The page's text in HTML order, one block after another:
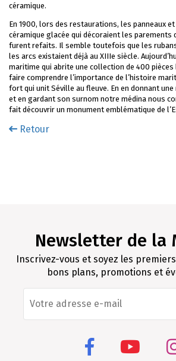
céramique.
En 1900, lors des restaurations, les panneaux et
céramique glacée qui décoraient les parements
furent refaits. Il semble toutefois que les
les arcs existaient déjà au XIIIe siècle.
maritime qui abrite une collection de 400
faire comprendre l’importance de l’histoire
fort qui unit Séville au fleuve. En en donnant une
et en gardant son surnom notre médina nous
fait découvrir un monument emblématique de
Retour
Newsletter de la
Inscrivez-vous et soyez les
bons plans, promotions et